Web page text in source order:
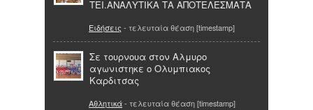
ΤΕΙ.ΑΝΑΛΥΤΙΚΑ ΤΑ ΑΠΟΤΕΛΕΣΜΑΤΑ
Ειδήσεις - τελευταία θέαση [timestamp]
Σε τουρνουα στον Αλμυρο
αγωνιστηκε ο Ολυμπιακος
Καρδιτσας
Αθλητικά- τελευταία θέαση [timestamp]